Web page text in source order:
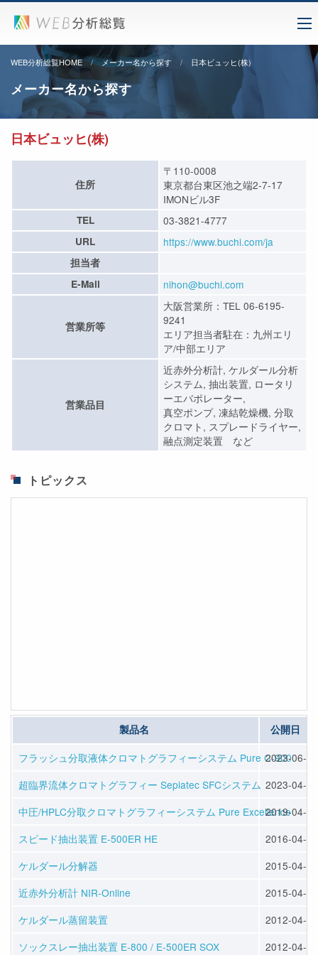
WEB分析総覧HOME メーカー名から探す 日本ビュッヒ(株)
メーカー名から探す
日本ビュッヒ(株)
住所
〒110-0008
東京都台東区池之端2-7-17
IMONビル3F
TEL 03-3821-4777
URL https://www.buchi.com/ja
担当者
E-Mail
nihon@buchi.com
営業所等
大阪営業所：TEL 06-6195-
9241
エリア担当者駐在：九州エリ
ア/中部エリア
営業品目
近赤外分析計, ケルダール分析
システム, 抽出装置, ロータリ
ーエバポレーター,
真空ポンプ, 凍結乾燥機, 分取
クロマト, スプレードライヤー,
融点測定装置 など
トピックス
製品名 公開日
フラッシュ分取液体クロマトグラフィーシステム Pure C-900
2023-06-07
超臨界流体クロマトグラフィー Sepiatec SFCシステム 2023-04-14
中圧/HPLC分取クロマトグラフィーシステム Pure Excellence
2019-04-22
スピード抽出装置 E-500ER HE
2016-04-13
ケルダール分解器
2015-04-10
近赤外分析計 NIR-Online
2015-04-10
ケルダール蒸留装置
2012-04-25
ソックスレー抽出装置 E-800 / E-500ER SOX
2012-04-25